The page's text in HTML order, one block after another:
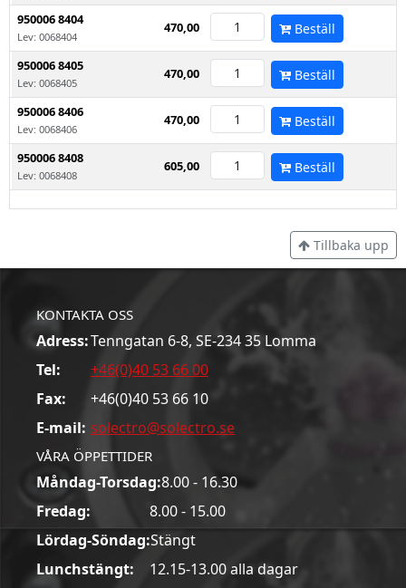
950006 8404
Lev: 0068404
470,00 Beställ
950006 8405
Lev: 0068405
470,00 Beställ
950006 8406
Lev: 0068406
470,00 Beställ
950006 8408
Lev: 0068408
605,00 Beställ
Tillbaka upp
KONTAKTA OSS
Adress:Tenngatan 6-8, SE-234 35 Lomma
Tel:
+46(0)40 53 66 00
Fax:
+46(0)40 53 66 10
E-mail: solectro@solectro.se
VÅRA ÖPPETTIDER
Måndag-Torsdag:8.00 - 16.30
Fredag:
8.00 - 15.00
Lördag-Söndag:Stängt
Lunchstängt:
12.15-13.00 alla dagar